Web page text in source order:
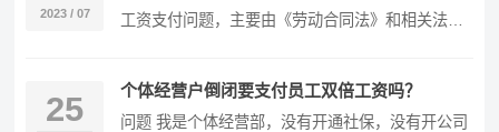
2023 / 07
工资支付问题，主要由《劳动合同法》和相关法规
为…
25 个体经营户倒闭要支付员工双倍工资吗？
问题 我是个体经营部，没有开通社保，没有开公司